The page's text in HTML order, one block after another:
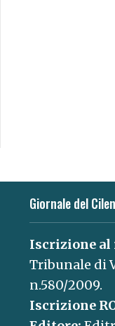
Giornale del
Iscrizione al
Tribunale di
n.580/2009.
Iscrizione